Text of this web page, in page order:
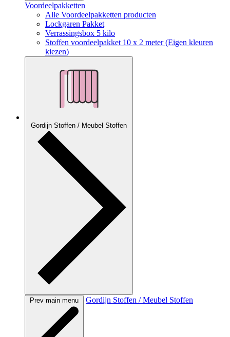
Voordeelpakketten
Alle Voordeelpakketten producten
Lockgaren Pakket
Verrassingsbox 5 kilo
Stoffen voordeelpakket 10 x 2 meter (Eigen kleuren
kiezen)
Gordijn Stoffen / Meubel Stoffen
Prev main menu Gordijn Stoffen / Meubel Stoffen